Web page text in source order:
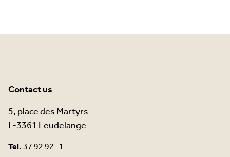
Contact us
5, place des Martyrs
L-3361 Leudelange
Tel.37 92 92 -1